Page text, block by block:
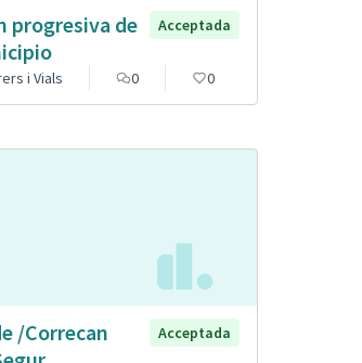
progresiva de
Acceptada
i Vials 0 0
/Correcan
Acceptada